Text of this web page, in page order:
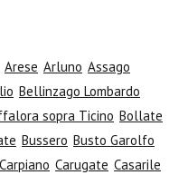
Arese Arluno Assago
Bellinzago Lombardo
sopra Ticino Bollate
Bussero Busto Garolfo
Carpiano Carugate Casarile